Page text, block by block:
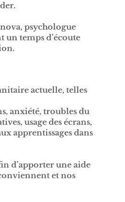
psychologue
temps d’écoute
actuelle, telles
anxiété, troubles du
usage des écrans,
apprentissages dans
d’apporter une aide
et nos